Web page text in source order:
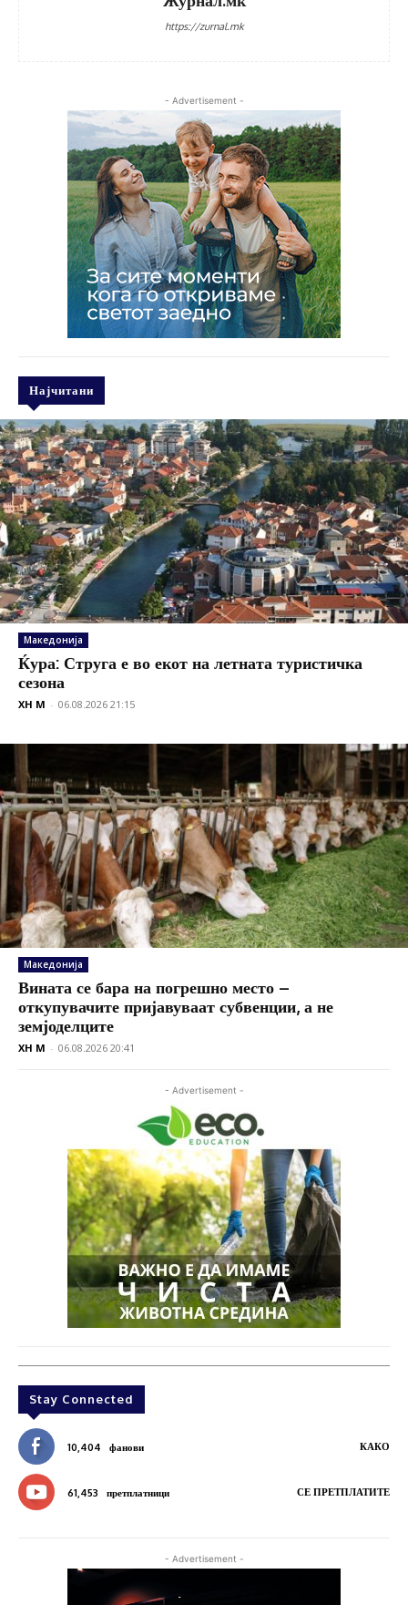
https://zurnal.mk
- Advertisement -
Најчитани
Македонија
Ќура: Струга е во екот на летната туристичка
сезона
XH M - 06.08.2026 21:15
Македонија
Вината се бара на погрешно место –
откупувачите пријавуваат субвенции, а не
земјоделците
XH M - 06.08.2026 20:41
- Advertisement -
Stay Connected
10,404 фанови КАКО
61,453 претплатници СЕ ПРЕТПЛАТИТЕ
- Advertisement -